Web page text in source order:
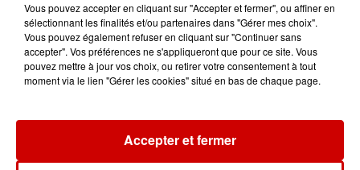
Vous pouvez accepter en cliquant sur "Accepter et fermer", ou affiner en
sélectionnant les finalités et/ou partenaires dans "Gérer mes choix".
Vous pouvez également refuser en cliquant sur "Continuer sans
accepter". Vos préférences ne s'appliqueront que pour ce site. Vous
pouvez mettre à jour vos choix, ou retirer votre consentement à tout
moment via le lien "Gérer les cookies" situé en bas de chaque page.
Accepter et fermer